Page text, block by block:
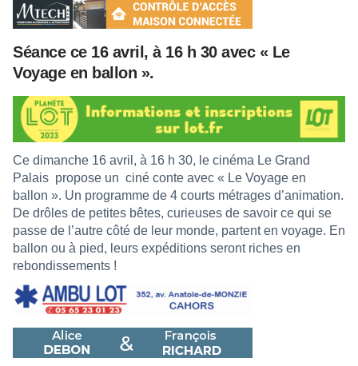
Séance ce 16 avril, à 16 h 30 avec « Le
Voyage en ballon ».
Ce dimanche 16 avril, à 16 h 30, le cinéma Le Grand
Palais propose un ciné conte avec « Le Voyage en
ballon ». Un programme de 4 courts métrages d’animation.
De drôles de petites bêtes, curieuses de savoir ce qui se
passe de l’autre côté de leur monde, partent en voyage. En
ballon ou à pied, leurs expéditions seront riches en
rebondissements !